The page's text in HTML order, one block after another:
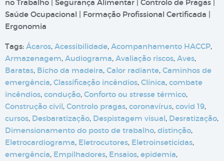
no Trabalho | Segurança Alimentar | Controlo de Pragas |
Saúde Ocupacional | Formação Profissional Certificada |
Ergonomia
Tags: Ácaros, Acessibilidade, Acompanhamento HACCP,
Armazenagem, Audiograma, Avaliação riscos, Aves,
Baratas, Bicho da madeira, Calor radiante, Caminhos de
emergência, Classificação incêndios, Clínica, combate
incêndios, condução, Conforto ou stresse térmico,
Construção civil, Controlo pragas, coronavírus, covid 19,
cursos, Desbaratização, Despistagem visual, Desratização,
Dimensionamento do posto de trabalho, distinção,
Eletrocardiograma, Eletrocutores, Eletroinseticidas,
emergência, Empilhadores, Ensaios, epidemia,